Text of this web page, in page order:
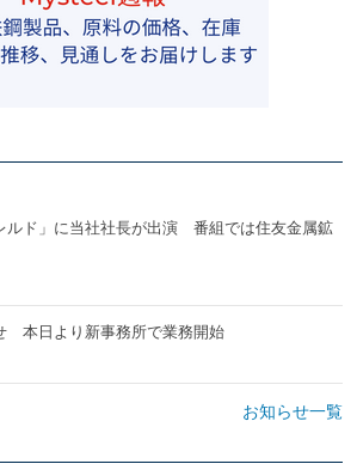
ルド」に当社社長が出演 番組では住友金属鉱
本日より新事務所で業務開始
お知らせ一覧